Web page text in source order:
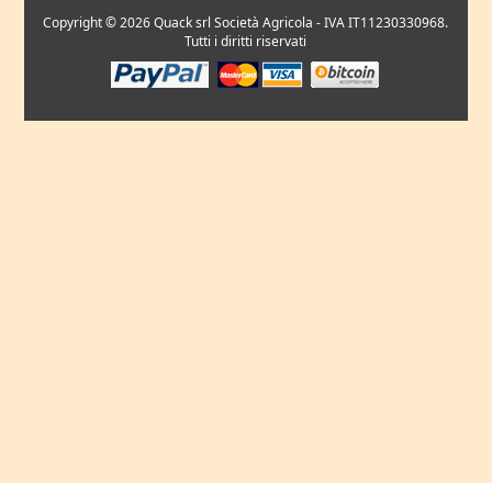
Copyright © 2026 Quack srl Società Agricola - IVA IT11230330968.
Tutti i diritti riservati